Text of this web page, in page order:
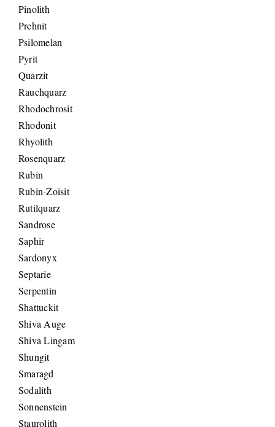
Pinolith
Prehnit
Psilomelan
Pyrit
Quarzit
Rauchquarz
Rhodochrosit
Rhodonit
Rhyolith
Rosenquarz
Rubin
Rubin-Zoisit
Rutilquarz
Sandrose
Saphir
Sardonyx
Septarie
Serpentin
Shattuckit
Shiva Auge
Shiva Lingam
Shungit
Smaragd
Sodalith
Sonnenstein
Staurolith